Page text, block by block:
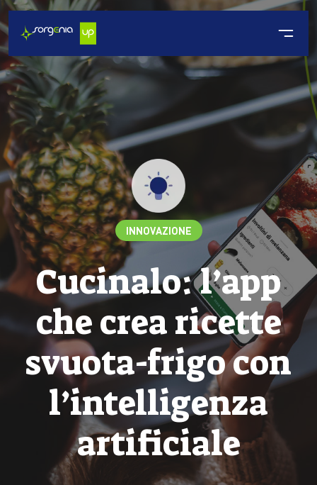
INNOVAZIONE
Cucinalo: l’app
che crea ricette
svuota-frigo con
l’intelligenza
artificiale